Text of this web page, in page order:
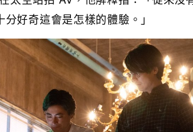
好奇這會是怎樣的體驗。」